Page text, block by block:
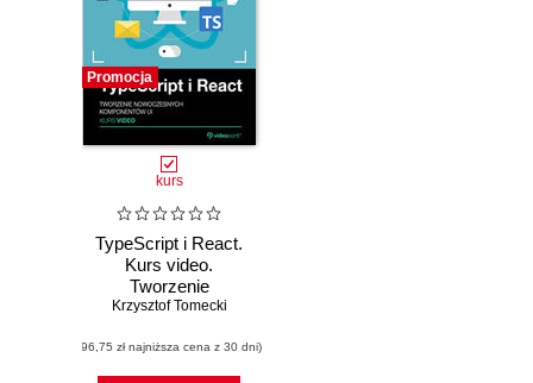
Promocja
kurs
TypeScript i React.
Kurs video.
Tworzenie
nowoczesnych
Krzysztof Tomecki
(96,75 zł najniższa cena z 30 dni)